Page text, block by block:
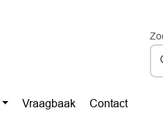
Vraagbaak Contact